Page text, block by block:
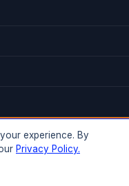
experience. By
Privacy Policy.